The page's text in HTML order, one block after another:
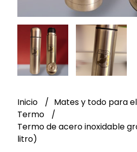
Inicio
Mates y todo para
Termo
Termo de acero inoxidable
litro)